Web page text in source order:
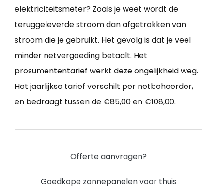
elektriciteitsmeter? Zoals je weet wordt de
teruggeleverde stroom dan afgetrokken van
stroom die je gebruikt. Het gevolg is dat je veel
minder netvergoeding betaalt. Het
prosumententarief werkt deze ongelijkheid weg.
Het jaarlijkse tarief verschilt per netbeheerder,
en bedraagt tussen de €85,00 en €108,00.
Offerte aanvragen?
Goedkope zonnepanelen voor thuis